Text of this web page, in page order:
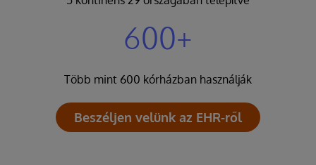
600+
Több mint 600 kórházban használják
Beszéljen velünk az EHR-ről